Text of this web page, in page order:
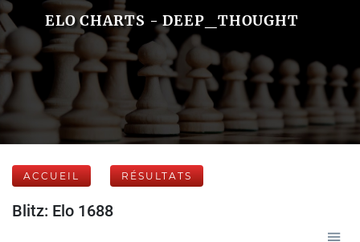
ELO CHARTS - DEEP_THOUGHT
ACCUEIL RÉSULTATS
Blitz: Elo 1688